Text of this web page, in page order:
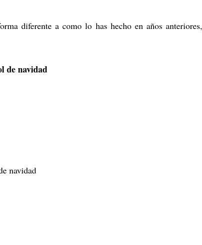
diferente a como lo has hecho en años anteriores,
de navidad
navidad